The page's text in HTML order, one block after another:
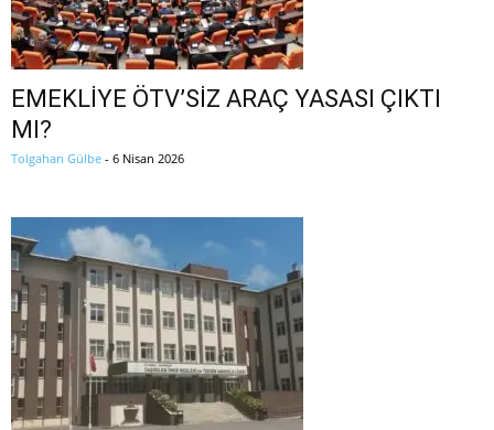
EMEKLİYE ÖTV’SİZ ARAÇ YASASI ÇIKTI
MI?
Tolgahan Gülbe - 6 Nisan 2026